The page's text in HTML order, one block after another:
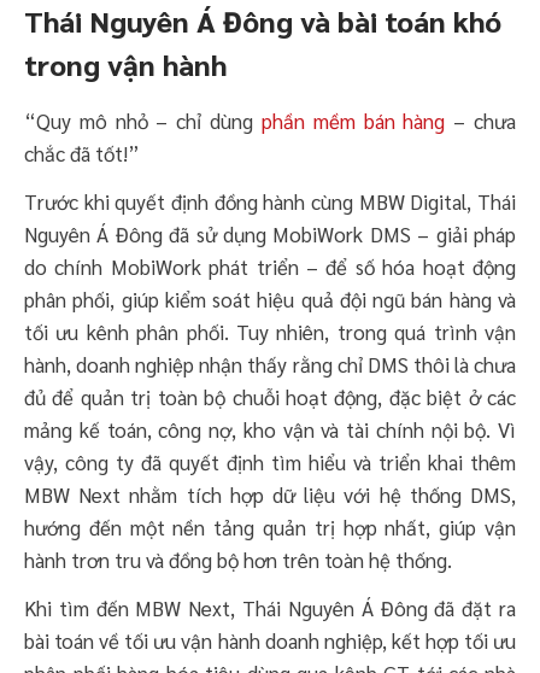
Thái Nguyên Á Đông và bài toán khó
trong vận hành
“Quy mô nhỏ – chỉ dùng phần mềm bán hàng – chưa
chắc đã tốt!”
Trước khi quyết định đồng hành cùng MBW Digital, Thái
Nguyên Á Đông đã sử dụng MobiWork DMS – giải pháp
do chính MobiWork phát triển – để số hóa hoạt động
phân phối, giúp kiểm soát hiệu quả đội ngũ bán hàng và
tối ưu kênh phân phối. Tuy nhiên, trong quá trình vận
hành, doanh nghiệp nhận thấy rằng chỉ DMS thôi là chưa
đủ để quản trị toàn bộ chuỗi hoạt động, đặc biệt ở các
mảng kế toán, công nợ, kho vận và tài chính nội bộ. Vì
vậy, công ty đã quyết định tìm hiểu và triển khai thêm
MBW Next nhằm tích hợp dữ liệu với hệ thống DMS,
hướng đến một nền tảng quản trị hợp nhất, giúp vận
hành trơn tru và đồng bộ hơn trên toàn hệ thống.
Khi tìm đến MBW Next, Thái Nguyên Á Đông đã đặt ra
bài toán về tối ưu vận hành doanh nghiệp, kết hợp tối ưu